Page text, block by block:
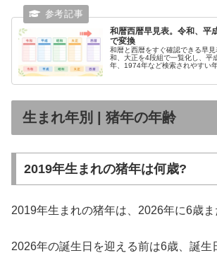
和暦西暦早見表。令和、平
で変換
和暦と西暦をすぐ確認できる早
和、大正を4段組で一覧化し、平
年、1974年など検索されやすい
生まれ年別 | 猪年の年齢
2019年生まれの猪年は何歳?
2019年生まれの猪年は、2026年に6歳ま
2026年の誕生日を迎える前は6歳、誕生